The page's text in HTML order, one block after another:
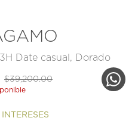
Date casual, Dorado
$39,200.00